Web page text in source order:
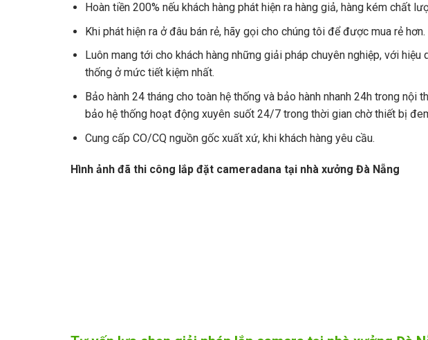
Hoàn tiền 200% nếu khách hàng phát hiện ra hàng giả, hàng kém chất
Khi phát hiện ra ở đâu bán rẻ, hãy gọi cho chúng tôi để được mua rẻ hơn.
Luôn mang tới cho khách hàng những giải pháp chuyên nghiệp, với
thống ở mức tiết kiệm nhất.
Bảo hành 24 tháng cho toàn hệ thống và bảo hành nhanh 24h trong
bảo hệ thống hoạt động xuyên suốt 24/7 trong thời gian chờ thiết bị
Cung cấp CO/CQ nguồn gốc xuất xứ, khi khách hàng yêu cầu.
Hình ảnh đã thi công lắp đặt cameradana tại nhà xưởng Đà Nẵng